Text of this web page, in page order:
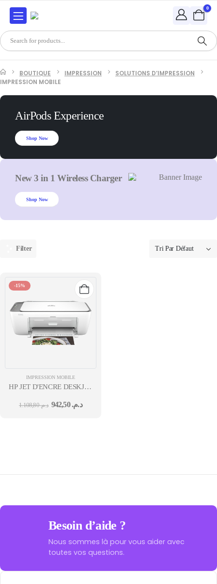
0
BOUTIQUE IMPRESSION
SOLUTIONS D’IMPRESSION
IMPRESSION MOBILE
AirPods Experience
Shop Now
New 3 in 1 Wireless Charger
Shop Now
Filter
-15%
IMPRESSION MOBILE
HP JET D'ENCRE DESKJET
MFP 3EN1 WIFI COULEUR
د.م.1.108,80 د.م.942,50
Besoin d’aide ?
Nous sommes là pour vous aider avec
toutes vos questions.